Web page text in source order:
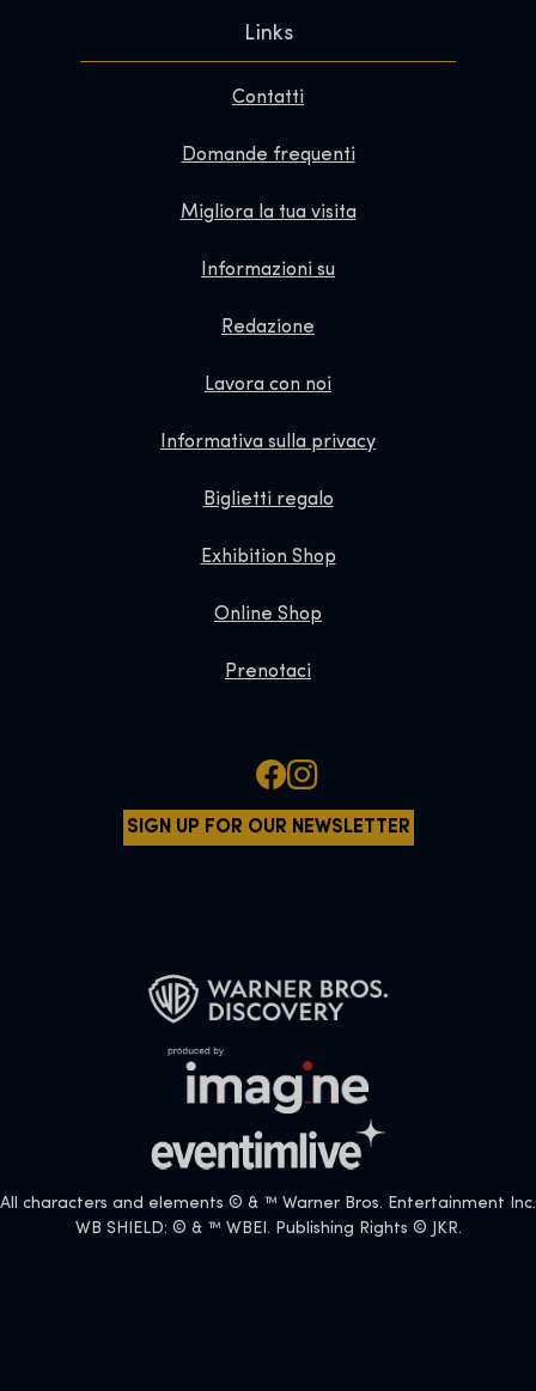
Links
Contatti
Domande frequenti
Migliora la tua visita
Informazioni su
Redazione
Lavora con noi
Informativa sulla privacy
Biglietti regalo
Exhibition Shop
Online Shop
Prenotaci
SIGN UP FOR OUR NEWSLETTER
All characters and elements © & ™ Warner Bros. Entertainment Inc.
WB SHIELD: © & ™ WBEI. Publishing Rights © JKR.